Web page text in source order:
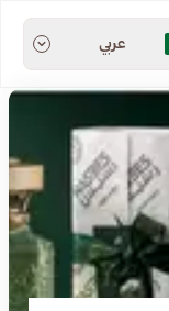
عربي